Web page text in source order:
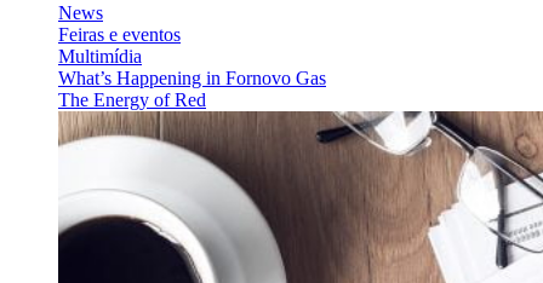
News
Feiras e eventos
Multimídia
What’s Happening in Fornovo Gas
The Energy of Red